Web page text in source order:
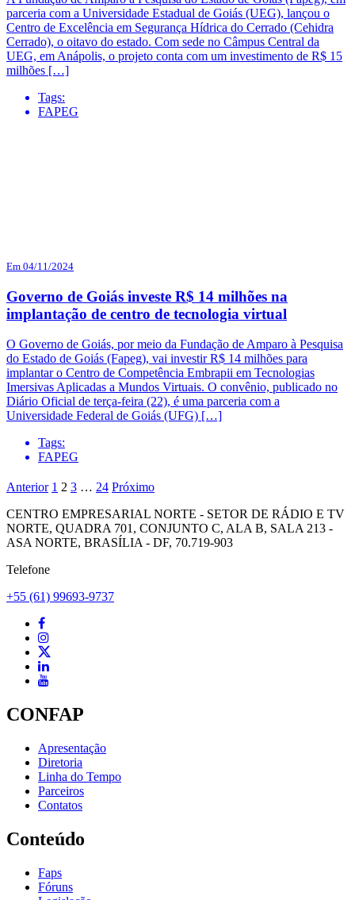
parceria com a Universidade Estadual de Goiás (UEG), lançou o
Centro de Excelência em Segurança Hídrica do Cerrado (Cehidra
Cerrado), o oitavo do estado. Com sede no Câmpus Central da
UEG, em Anápolis, o projeto conta com um investimento de R$ 15
milhões […]
Tags:
FAPEG
Em 04/11/2024
Governo de Goiás investe R$ 14 milhões na
implantação de centro de tecnologia virtual
O Governo de Goiás, por meio da Fundação de Amparo à Pesquisa
do Estado de Goiás (Fapeg), vai investir R$ 14 milhões para
implantar o Centro de Competência Embrapii em Tecnologias
Imersivas Aplicadas a Mundos Virtuais. O convênio, publicado no
Diário Oficial de terça-feira (22), é uma parceria com a
Universidade Federal de Goiás (UFG) […]
Tags:
FAPEG
Anterior 1 2 3 … 24 Próximo
CENTRO EMPRESARIAL NORTE - SETOR DE RÁDIO E TV
NORTE, QUADRA 701, CONJUNTO C, ALA B, SALA 213 -
ASA NORTE, BRASÍLIA - DF, 70.719-903
Telefone
+55 (61) 99693-9737
CONFAP
Apresentação
Diretoria
Linha do Tempo
Parceiros
Contatos
Conteúdo
Faps
Fóruns